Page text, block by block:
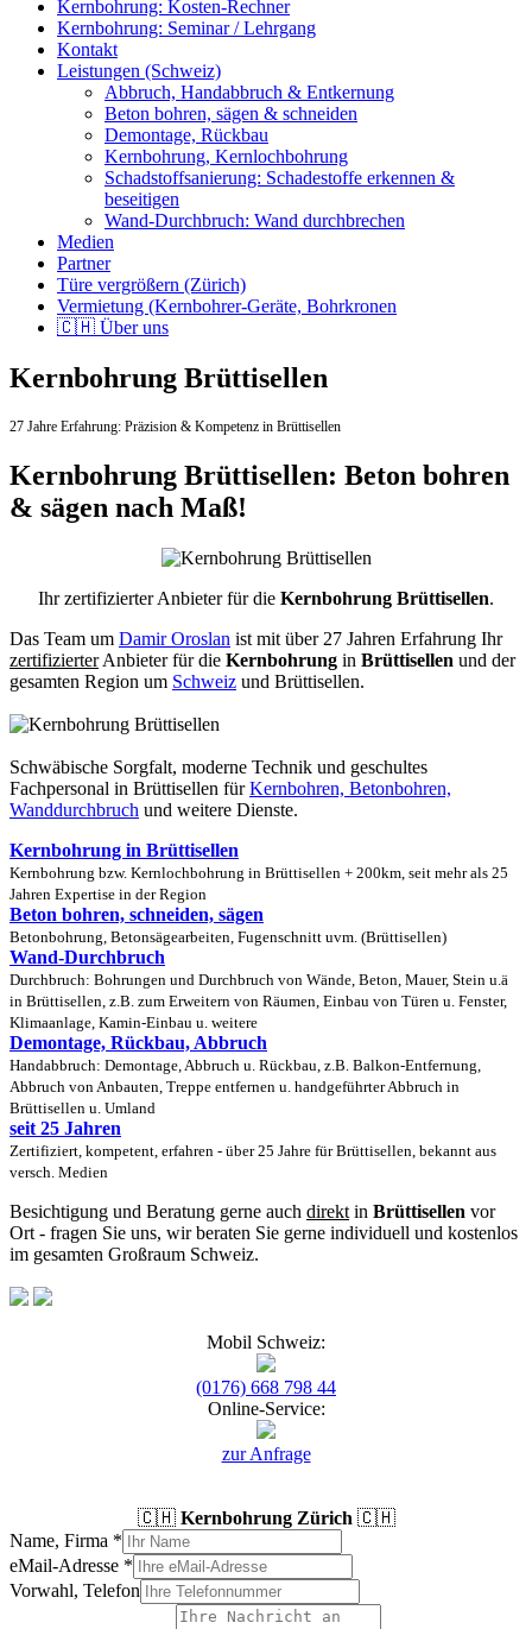
Kernbohrung: Kosten-Rechner
Kernbohrung: Seminar / Lehrgang
Kontakt
Leistungen (Schweiz)
Abbruch, Handabbruch & Entkernung
Beton bohren, sägen & schneiden
Demontage, Rückbau
Kernbohrung, Kernlochbohrung
Schadstoffsanierung: Schadestoffe erkennen &
beseitigen
Wand-Durchbruch: Wand durchbrechen
Medien
Partner
Türe vergrößern (Zürich)
Vermietung (Kernbohrer-Geräte, Bohrkronen
🇨🇭 Über uns
Kernbohrung Brüttisellen
27 Jahre Erfahrung: Präzision & Kompetenz in Brüttisellen
Kernbohrung Brüttisellen: Beton bohren
& sägen nach Maß!
Ihr zertifizierter Anbieter für die Kernbohrung Brüttisellen.
Das Team um Damir Oroslan ist mit über 27 Jahren Erfahrung Ihr
zertifizierterAnbieter für die Kernbohrung in Brüttisellen und der
gesamten Region um Schweiz und Brüttisellen.
Schwäbische Sorgfalt, moderne Technik und geschultes
Fachpersonal in Brüttisellen fürKernbohren, Betonbohren,
Wanddurchbruch und weitere Dienste.
Kernbohrung in Brüttisellen
Kernbohrung bzw. Kernlochbohrung in Brüttisellen + 200km, seit mehr als 25
Jahren Expertise in der Region
Beton bohren, schneiden, sägen
Betonbohrung, Betonsägearbeiten, Fugenschnitt uvm. (Brüttisellen)
Wand-Durchbruch
Durchbruch: Bohrungen und Durchbruch von Wände, Beton, Mauer, Stein u.ä
in Brüttisellen, z.B. zum Erweitern von Räumen, Einbau von Türen u. Fenster,
Klimaanlage, Kamin-Einbau u. weitere
Demontage, Rückbau, Abbruch
Handabbruch: Demontage, Abbruch u. Rückbau, z.B. Balkon-Entfernung,
Abbruch von Anbauten, Treppe entfernen u. handgeführter Abbruch in
Brüttisellen u. Umland
seit 25 Jahren
Zertifiziert, kompetent, erfahren - über 25 Jahre für Brüttisellen, bekannt aus
versch. Medien
Besichtigung und Beratung gerne auch direkt in Brüttisellen vor
Ort - fragen Sie uns, wir beraten Sie gerne individuell und kostenlos
im gesamten Großraum Schweiz.
Mobil Schweiz:
(0176) 668 798 44
Online-Service:
zur Anfrage
🇨🇭 Kernbohrung Zürich 🇨🇭
Name, Firma *
eMail-Adresse *
Vorwahl, Telefon